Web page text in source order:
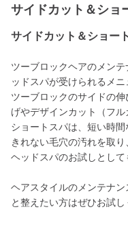
サイドカット＆ショ
サイドカット＆ショー
ツーブロックヘアのメン
ッドスパが受けられるメニ
ツーブロックのサイドの
げやデザインカット（フル
ショートスパは、短い時
きれない毛穴の汚れを取り
ヘッドスパのお試しとして
ヘアスタイルのメンテナ
と整えたい方はぜひお試し